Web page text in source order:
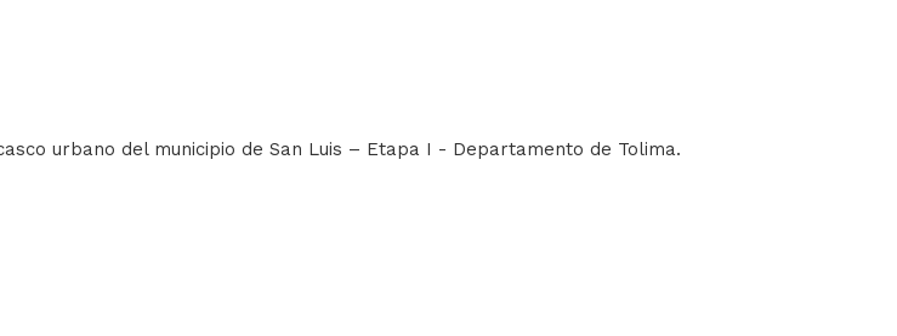
urbano del municipio de San Luis – Etapa I - Departamento de Tolima.